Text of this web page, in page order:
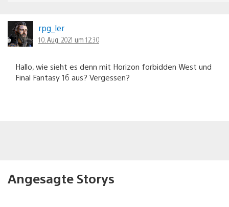
rpg_ler
10. Aug. 2021 um 12:30
Hallo, wie sieht es denn mit Horizon forbidden West und
Final Fantasy 16 aus? Vergessen?
Angesagte Storys